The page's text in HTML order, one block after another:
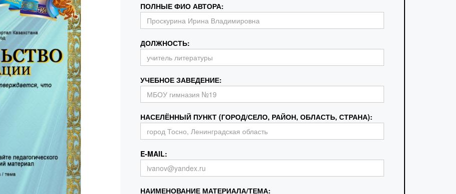
ПОЛНЫЕ ФИО АВТОРА:
ДОЛЖНОСТЬ:
УЧЕБНОЕ ЗАВЕДЕНИЕ:
НАСЕЛЁННЫЙ ПУНКТ (ГОРОД/СЕЛО, РАЙОН, ОБЛАСТЬ, СТРАНА):
E-MAIL:
НАИМЕНОВАНИЕ МАТЕРИАЛА/ТЕМА: